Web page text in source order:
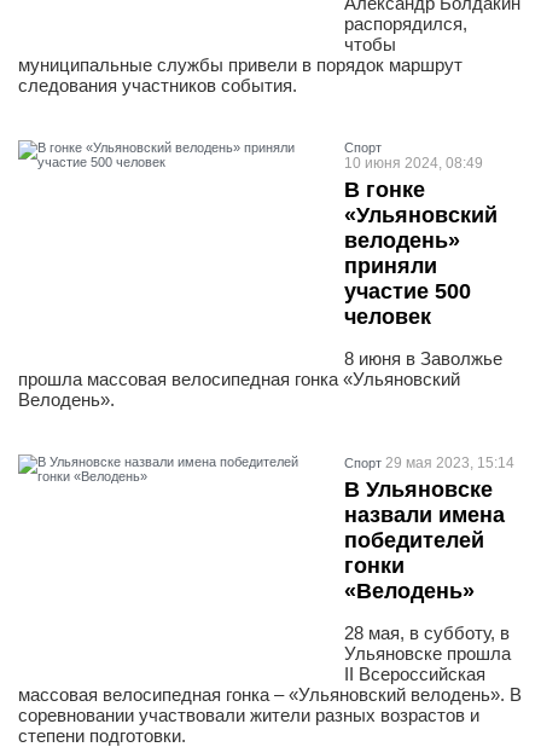
распорядился,
чтобы
муниципальные службы привели в порядок маршрут
следования участников события.
Спорт
10 июня 2024, 08:49
В гонке
«Ульяновский
велодень»
приняли
участие 500
человек
8 июня в Заволжье
прошла массовая велосипедная гонка «Ульяновский
Велодень».
Спорт 29 мая 2023, 15:14
В Ульяновске
назвали имена
победителей
гонки
«Велодень»
28 мая, в субботу, в
Ульяновске прошла
II Всероссийская
массовая велосипедная гонка – «Ульяновский велодень». В
соревновании участвовали жители разных возрастов и
степени подготовки.